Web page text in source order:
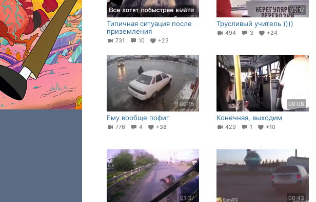
00:16
Типичная ситуация после
приземления
731 10 +23
00:17
Трусливый учитель ))))
494 3 +24
00:15
Ему вообще пофиг
776 4 +38
00:08
Конечная, выходим
429 1 +10
01:37 00:43